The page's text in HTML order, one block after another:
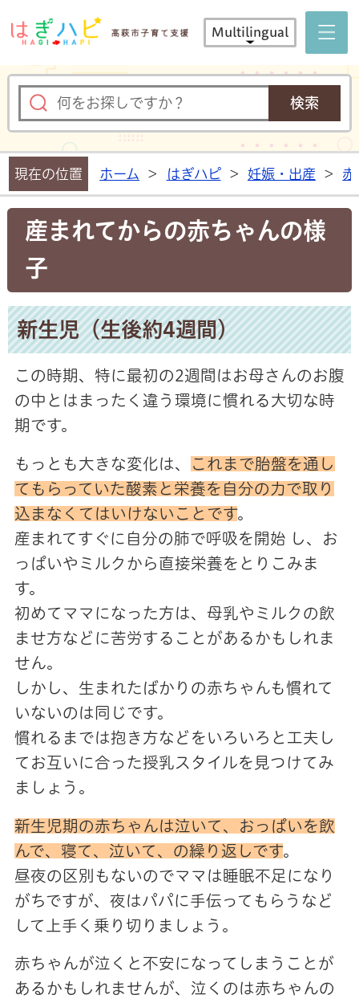
はぎハピ
Multilingual
現在の位置 ホーム > はぎハピ > 妊娠・出産 > 赤
産まれてからの赤ちゃんの様
子
新生児（生後約4週間）
この時期、特に最初の2週間はお母さんのお腹
の中とはまったく違う環境に慣れる大切な時
期です。
もっとも大きな変化は、
これまで胎盤を通し
てもらっていた酸素と栄養を自分の力で取り
込まなくてはいけないことです。
産まれてすぐに自分の肺で呼吸を開始 し、お
っぱいやミルクから直接栄養をとりこみま
す。
初めてママになった方は、母乳やミルクの飲
ませ方などに苦労することがあるかもしれま
せん。
しかし、生まれたばかりの赤ちゃんも慣れて
いないのは同じです。
慣れるまでは抱き方などをいろいろと工夫し
てお互いに合った授乳スタイルを見つけてみ
ましょう。
新生児期の赤ちゃんは泣いて、おっぱいを飲
んで、寝て、泣いて、の繰り返しです。
昼夜の区別もないのでママは睡眠不足になり
がちですが、夜はパパに手伝ってもらうなど
して上手く乗り切りましょう。
赤ちゃんが泣くと不安になってしまうことが
あるかもしれませんが、泣くのは赤ちゃんの